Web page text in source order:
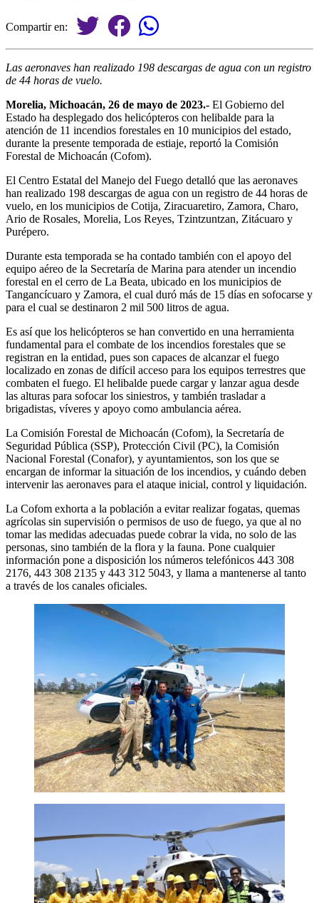
Compartir en:
Las aeronaves han realizado 198 descargas de agua con un registro
de 44 horas de vuelo.
Morelia, Michoacán, 26 de mayo de 2023.- El Gobierno del
Estado ha desplegado dos helicópteros con helibalde para la
atención de 11 incendios forestales en 10 municipios del estado,
durante la presente temporada de estiaje, reportó la Comisión
Forestal de Michoacán (Cofom).
El Centro Estatal del Manejo del Fuego detalló que las aeronaves
han realizado 198 descargas de agua con un registro de 44 horas de
vuelo, en los municipios de Cotija, Ziracuaretiro, Zamora, Charo,
Ario de Rosales, Morelia, Los Reyes, Tzintzuntzan, Zitácuaro y
Purépero.
Durante esta temporada se ha contado también con el apoyo del
equipo aéreo de la Secretaría de Marina para atender un incendio
forestal en el cerro de La Beata, ubicado en los municipios de
Tangancícuaro y Zamora, el cual duró más de 15 días en sofocarse y
para el cual se destinaron 2 mil 500 litros de agua.
Es así que los helicópteros se han convertido en una herramienta
fundamental para el combate de los incendios forestales que se
registran en la entidad, pues son capaces de alcanzar el fuego
localizado en zonas de difícil acceso para los equipos terrestres que
combaten el fuego. El helibalde puede cargar y lanzar agua desde
las alturas para sofocar los siniestros, y también trasladar a
brigadistas, víveres y apoyo como ambulancia aérea.
La Comisión Forestal de Michoacán (Cofom), la Secretaría de
Seguridad Pública (SSP), Protección Civil (PC), la Comisión
Nacional Forestal (Conafor), y ayuntamientos, son los que se
encargan de informar la situación de los incendios, y cuándo deben
intervenir las aeronaves para el ataque inicial, control y liquidación.
La Cofom exhorta a la población a evitar realizar fogatas, quemas
agrícolas sin supervisión o permisos de uso de fuego, ya que al no
tomar las medidas adecuadas puede cobrar la vida, no solo de las
personas, sino también de la flora y la fauna. Pone cualquier
información pone a disposición los números telefónicos 443 308
2176, 443 308 2135 y 443 312 5043, y llama a mantenerse al tanto
a través de los canales oficiales.